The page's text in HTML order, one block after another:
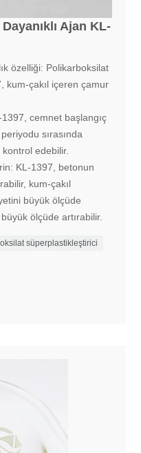
Ajan KL-
özelliği: Polikarboksilat
kum-çakıl içeren çamur
cemnet başlangıç
sırasında
kontrol edebilir.
KL-1397, betonun
kum-çakıl
büyük ölçüde
büyük ölçüde artırabilir.
süperplastikleştirici